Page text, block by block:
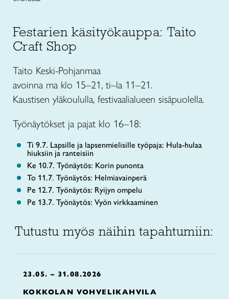
Festarien käsityökauppa: Taito
Craft Shop
Taito Keski-Pohjanmaa
avoinna ma klo 15–21, ti–la 11–21.
Kaustisen yläkoululla, festivaalialueen sisäpuolella.
Työnäytökset ja pajat klo 16–18:
Ti 9.7. Lapsille ja lapsenmielisille työpaja: Hula-hulaa
hiuksiin ja ranteisiin
Ke 10.7. Työnäytös: Korin punonta
To 11.7. Työnäytös: Helmiavainperä
Pe 12.7. Työnäytös: Ryijyn ompelu
Pe 13.7. Työnäytös: Vyön virkkaaminen
Tutustu myös näihin tapahtumiin:
23.05. – 31.08.2026
KOKKOLAN VOHVELIKAHVILA